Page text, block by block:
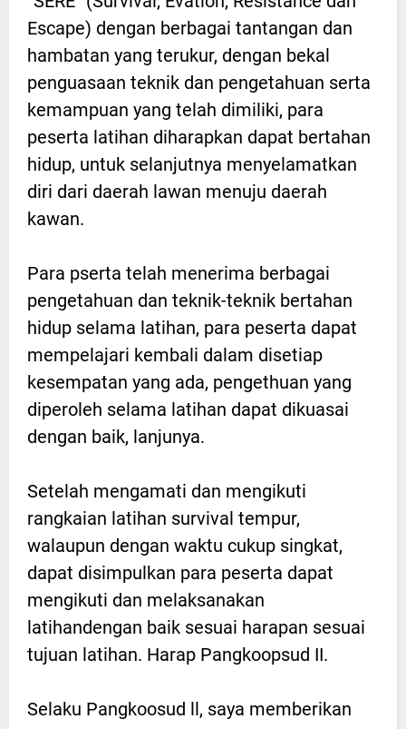
Escape) dengan berbagai tantangan dan
hambatan yang terukur, dengan bekal
penguasaan teknik dan pengetahuan serta
kemampuan yang telah dimiliki, para
peserta latihan diharapkan dapat bertahan
hidup, untuk selanjutnya menyelamatkan
diri dari daerah lawan menuju daerah
kawan.
Para pserta telah menerima berbagai
pengetahuan dan teknik-teknik bertahan
hidup selama latihan, para peserta dapat
mempelajari kembali dalam disetiap
kesempatan yang ada, pengethuan yang
diperoleh selama latihan dapat dikuasai
dengan baik, lanjunya.
Setelah mengamati dan mengikuti
rangkaian latihan survival tempur,
walaupun dengan waktu cukup singkat,
dapat disimpulkan para peserta dapat
mengikuti dan melaksanakan
latihandengan baik sesuai harapan sesuai
tujuan latihan. Harap Pangkoopsud II.
Selaku Pangkoosud ll, saya memberikan